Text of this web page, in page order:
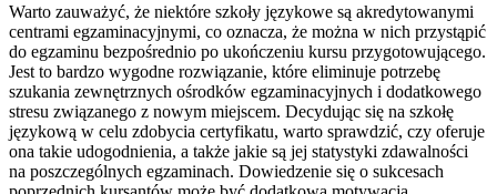
Warto zauważyć, że niektóre szkoły językowe są akredytowanymi
centrami egzaminacyjnymi, co oznacza, że można w nich przystąpić
do egzaminu bezpośrednio po ukończeniu kursu przygotowującego.
Jest to bardzo wygodne rozwiązanie, które eliminuje potrzebę
szukania zewnętrznych ośrodków egzaminacyjnych i dodatkowego
stresu związanego z nowym miejscem. Decydując się na szkołę
językową w celu zdobycia certyfikatu, warto sprawdzić, czy oferuje
ona takie udogodnienia, a także jakie są jej statystyki zdawalności
na poszczególnych egzaminach. Dowiedzenie się o sukcesach